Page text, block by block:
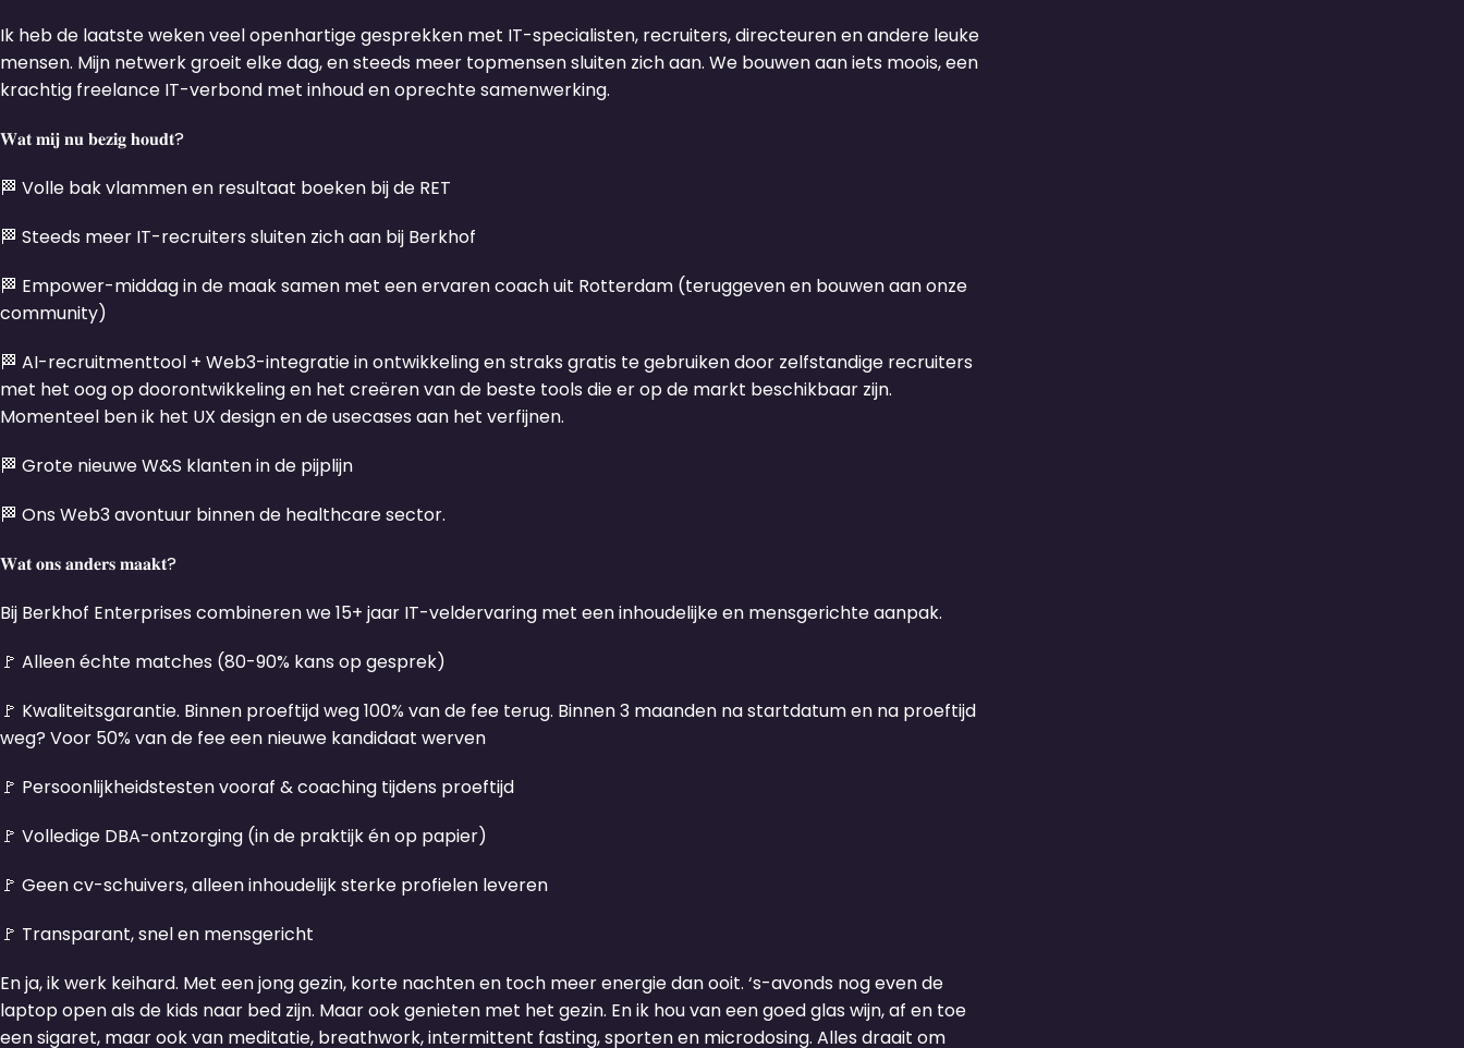
Ik heb de laatste weken veel openhartige gesprekken met IT-specialisten, recruiters, directeuren en andere leuke
mensen. Mijn netwerk groeit elke dag, en steeds meer topmensen sluiten zich aan. We bouwen aan iets moois, een
krachtig freelance IT-verbond met inhoud en oprechte samenwerking.
𝐖𝐚𝐭 𝐦𝐢𝐣 𝐧𝐮 𝐛𝐞𝐳𝐢𝐠 𝐡𝐨𝐮𝐝𝐭?
🏁 Volle bak vlammen en resultaat boeken bij de RET
🏁 Steeds meer IT-recruiters sluiten zich aan bij Berkhof
🏁 Empower-middag in de maak samen met een ervaren coach uit Rotterdam (teruggeven en bouwen aan onze
community)
🏁 AI-recruitmenttool + Web3-integratie in ontwikkeling en straks gratis te gebruiken door zelfstandige recruiters
met het oog op doorontwikkeling en het creëren van de beste tools die er op de markt beschikbaar zijn.
Momenteel ben ik het UX design en de usecases aan het verfijnen.
🏁 Grote nieuwe W&S klanten in de pijplijn
🏁 Ons Web3 avontuur binnen de healthcare sector.
𝐖𝐚𝐭 𝐨𝐧𝐬 𝐚𝐧𝐝𝐞𝐫𝐬 𝐦𝐚𝐚𝐤𝐭?
Bij Berkhof Enterprises combineren we 15+ jaar IT-veldervaring met een inhoudelijke en mensgerichte aanpak.
🚩 Alleen échte matches (80-90% kans op gesprek)
🚩 Kwaliteitsgarantie. Binnen proeftijd weg 100% van de fee terug. Binnen 3 maanden na startdatum en na proeftijd
weg? Voor 50% van de fee een nieuwe kandidaat werven
🚩 Persoonlijkheidstesten vooraf & coaching tijdens proeftijd
🚩 Volledige DBA-ontzorging (in de praktijk én op papier)
🚩 Geen cv-schuivers, alleen inhoudelijk sterke profielen leveren
🚩 Transparant, snel en mensgericht
En ja, ik werk keihard. Met een jong gezin, korte nachten en toch meer energie dan ooit. ‘s-avonds nog even de
laptop open als de kids naar bed zijn. Maar ook genieten met het gezin. En ik hou van een goed glas wijn, af en toe
een sigaret, maar ook van meditatie, breathwork, intermittent fasting, sporten en microdosing. Alles draait om